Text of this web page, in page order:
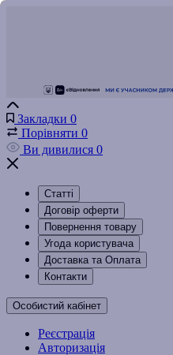
Закладки 0
Порівняти 0
Ви дивилися 0
Статті
Договір оферти
Повернення товару
Угода користувача
Доставка та Оплата
Контакти
Особистий кабінет
Реєстрація
Авторизація